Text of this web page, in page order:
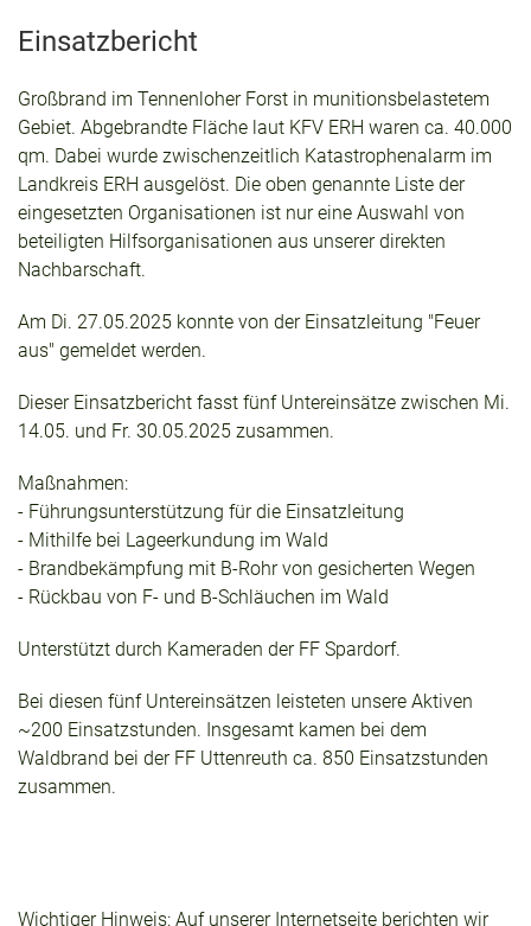
Einsatzbericht
Großbrand im Tennenloher Forst in munitionsbelastetem
Gebiet. Abgebrandte Fläche laut KFV ERH waren ca. 40.000
qm. Dabei wurde zwischenzeitlich Katastrophenalarm im
Landkreis ERH ausgelöst. Die oben genannte Liste der
eingesetzten Organisationen ist nur eine Auswahl von
beteiligten Hilfsorganisationen aus unserer direkten
Nachbarschaft.
Am Di. 27.05.2025 konnte von der Einsatzleitung "Feuer
aus" gemeldet werden.
Dieser Einsatzbericht fasst fünf Untereinsätze zwischen Mi.
14.05. und Fr. 30.05.2025 zusammen.
Maßnahmen:
- Führungsunterstützung für die Einsatzleitung
- Mithilfe bei Lageerkundung im Wald
- Brandbekämpfung mit B-Rohr von gesicherten Wegen
- Rückbau von F- und B-Schläuchen im Wald
Unterstützt durch Kameraden der FF Spardorf.
Bei diesen fünf Untereinsätzen leisteten unsere Aktiven
~200 Einsatzstunden. Insgesamt kamen bei dem
Waldbrand bei der FF Uttenreuth ca. 850 Einsatzstunden
zusammen.
Wichtiger Hinweis: Auf unserer Internetseite berichten wir